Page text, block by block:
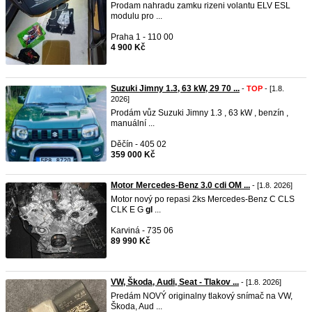
Prodam nahradu zamku rizeni volantu ELV ESL
modulu pro ...
Praha 1 - 110 00
4 900 Kč
Suzuki Jimny 1.3, 63 kW, 29 70 ... - TOP - [1.8.
2026]
Prodám vůz Suzuki Jimny 1.3 , 63 kW , benzín ,
manuální ...
Děčín - 405 02
359 000 Kč
Motor Mercedes-Benz 3.0 cdi OM ... - [1.8. 2026]
Motor nový po repasi 2ks Mercedes-Benz C CLS
CLK E G gl ...
Karviná - 735 06
89 990 Kč
VW, Škoda, Audi, Seat - Tlakov ... - [1.8. 2026]
Predám NOVÝ originalny tlakový snímač na VW,
Škoda, Aud ...